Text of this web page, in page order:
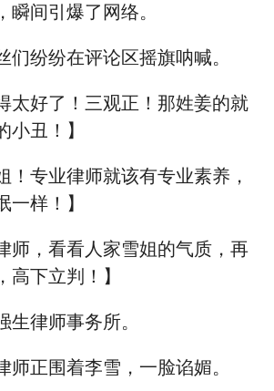
瞬间引爆了网络。
们纷纷在评论区摇旗呐喊。
太好了！三观正！那姓姜的就
小丑！】
！专业律师就该有专业素养，
一样！】
师，看看人家雪姐的气质，再
高下立判！】
生律师事务所。
师正围着李雪，一脸谄媚。